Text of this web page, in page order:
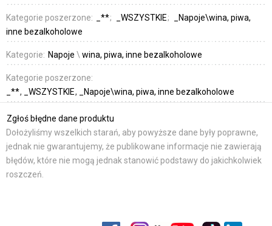
Kategorie poszerzone: _** _WSZYSTKIE
_Napoje\wina, piwa,
inne bezalkoholowe
Kategorie: Napoje \ wina, piwa, inne bezalkoholowe
Kategorie poszerzone:
_**
_WSZYSTKIE _Napoje\wina, piwa, inne bezalkoholowe
Zgłoś błędne dane produktu
Dołożyliśmy wszelkich starań, aby powyższe dane były poprawne,
jednak nie gwarantujemy, że publikowane informacje nie zawierają
błędów, które nie mogą jednak stanowić podstawy do jakichkolwiek
roszczeń.